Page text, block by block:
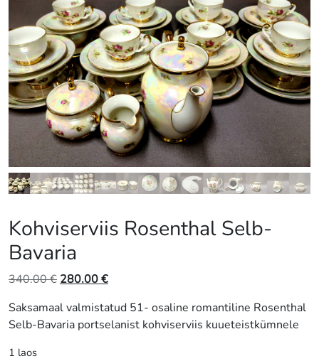
Kohviserviis Rosenthal Selb-
Bavaria
340.00€ Algne
oli:
340.00 €.
280.00€Praegune
on:
280.00 €.
Saksamaal valmistatud 51- osaline romantiline Rosenthal
Selb-Bavaria portselanist kohviserviis kuueteistkümnele
1 laos